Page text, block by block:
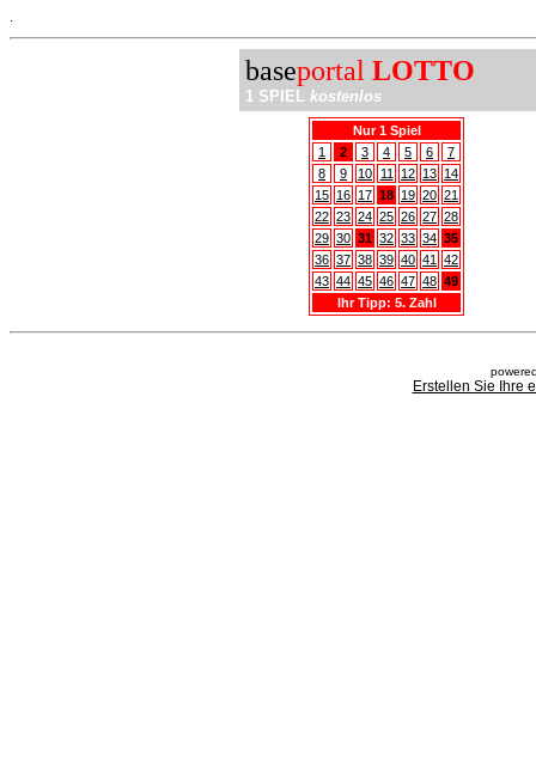
baseportal LOTTO
1 SPIEL kostenlos
Nur 1 Spiel
1
2 3 4 5 6
7
8
9 10 11 12 13 14
15 16 17 18 19 20 21
22 23 24 25 26 27 28
29 30 31 32 33 34 35
36 37 38 39 40 41
42
43 44 45 46 47 48 49
Ihr Tipp: 5. Zahl
Erstellen Sie Ihre